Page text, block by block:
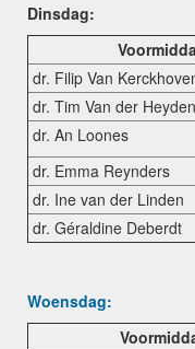
Dinsdag:
dr. Filip Van
dr. Tim Van der Heyden
dr. An Loones
dr. Emma Reynders
dr. Ine van der Linden
dr. Géraldine Deberdt
Woensdag: